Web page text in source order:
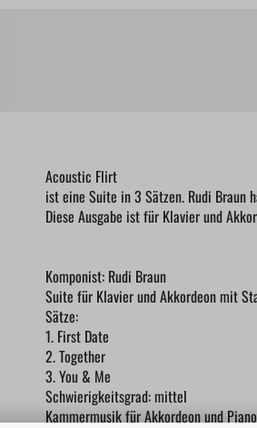
Acoustic Flirt
ist eine Suite in 3 Sätzen. Rudi Braun
Diese Ausgabe ist für Klavier und
Komponist: Rudi Braun
Suite für Klavier und Akkordeon mit
Sätze:
1. First Date
2. Together
3. You & Me
Schwierigkeitsgrad: mittel
Kammermusik für Akkordeon und Piano